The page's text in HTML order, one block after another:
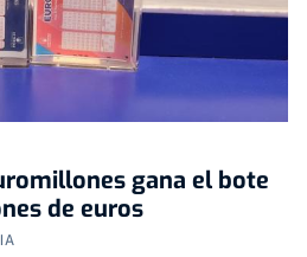
gana el bote
de euros